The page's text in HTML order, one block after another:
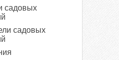
садовых
садовых